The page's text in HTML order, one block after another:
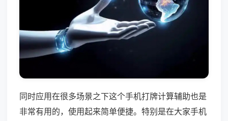
同时应用在很多场景之下这个手机打牌计算辅助也是
非常有用的，使用起来简单便捷。特别是在大家手机